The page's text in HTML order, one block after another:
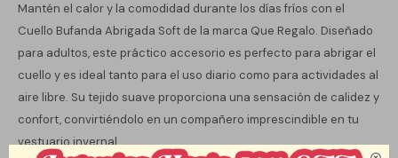
Mantén el calor y la comodidad durante los días fríos con el
Cuello Bufanda Abrigada Soft de la marca Que Regalo. Diseñado
para adultos, este práctico accesorio es perfecto para abrigar el
cuello y es ideal tanto para el uso diario como para actividades al
aire libre. Su tejido suave proporciona una sensación de calidez y
confort, convirtiéndolo en un compañero imprescindible en tu
vestuario invernal.